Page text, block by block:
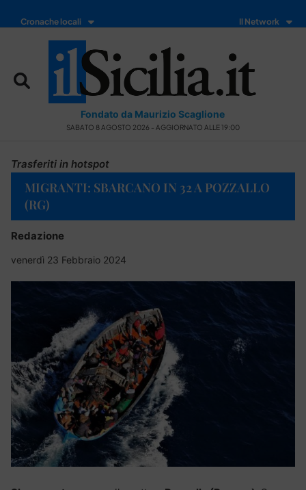
Cronache locali Il Network
Fondato da Maurizio Scaglione
SABATO 8 AGOSTO 2026 - AGGIORNATO ALLE 19:00
Trasferiti in hotspot
MIGRANTI: SBARCANO IN 32 A POZZALLO
(RG)
Redazione
venerdì 23 Febbraio 2024